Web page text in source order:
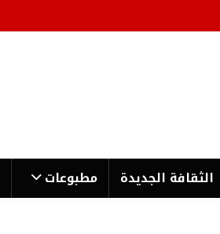
الثقافة الجدیدة مطبوعات